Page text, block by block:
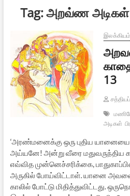
Tag:அறவ்ண அடிகள்
இலக்கியம்
13
அடிகள்
‘அரண்மனைக்கு ஒரு புதிய யானையை
அய்யனே! அன்று வீரை மதுவருந்திய
எவ்வித முன்னெச்சரிக்கை,
அருகில் போய்விட்டாள். யானை
காலில் போட்டு மிதித்துவிட்டது.